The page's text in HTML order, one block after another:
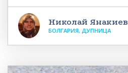
Николай Янакиев
БОЛГАРИЯ, ДУПНИЦА